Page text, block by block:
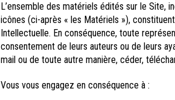
L’ensemble des matériels édités sur le Site,
icônes (ci-après « les Matériels »),
Intellectuelle. En conséquence, toute
consentement de leurs auteurs ou de leurs
mail ou de toute autre manière, céder,
Vous vous engagez en conséquence à :